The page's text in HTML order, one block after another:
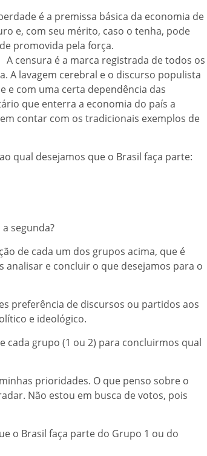
é a premissa básica da economia de
e, com seu mérito, caso o tenha, pode
promovida pela força.
censura é a marca registrada de todos os
A lavagem cerebral e o discurso populista
e com uma certa dependência das
que enterra a economia do país a
contar com os tradicionais exemplos de
qual desejamos que o Brasil faça parte:
segunda?
de cada um dos grupos acima, que é
e concluir o que desejamos para o
preferência de discursos ou partidos aos
e ideológico.
cada grupo (1 ou 2) para concluirmos qual
prioridades. O que penso sobre o
Não estou em busca de votos, pois
o Brasil faça parte do Grupo 1 ou do